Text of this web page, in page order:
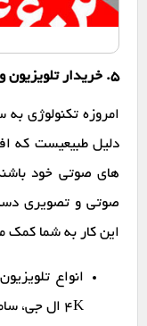
۵. خریدار تلویزیون و لوازم صوتی و تصویری
امروزه تکنولوژی
دلیل طبیعیست که
های صوتی خود
صوتی و تصویری
این کار به شما کمک
4K ال جی، سامسونگ، سونی و...